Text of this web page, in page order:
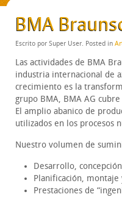
BMA
Escrito por Super User. Posted in
Las actividades de BMA
industria internacional de
crecimiento es la
grupo BMA, BMA AG
El amplio abanico de
utilizados en los procesos
Nuestro volumen de
Desarrollo,
Planificación,
Prestaciones de